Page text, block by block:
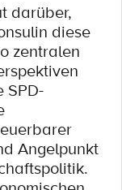
darüber,
diese
zentralen
SPD-
Angelpunkt